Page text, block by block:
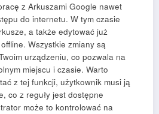
z Arkuszami Google nawet
do internetu. W tym czasie
a także edytować już
Wszystkie zmiany są
urządzeniu, co pozwala na
miejscu i czasie. Warto
z tej funkcji, użytkownik musi ją
co z reguły jest dostępne
może to kontrolować na